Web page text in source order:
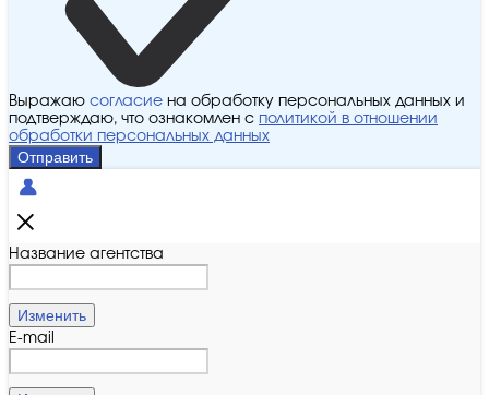
Выражаю согласие на обработку персональных данных и
подтверждаю, что ознакомлен с политикой в отношении
обработки персональных данных
Отправить
Название агентства
Изменить
E-mail